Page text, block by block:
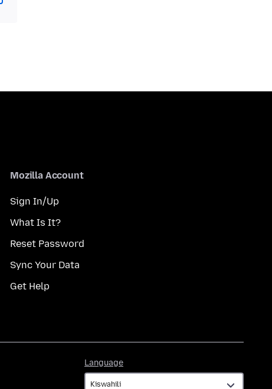
Mozilla Account
Sign In/Up
What Is It?
Reset Password
Sync Your Data
Get Help
Language